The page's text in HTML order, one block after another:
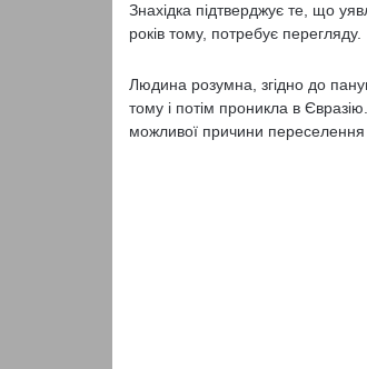
Знахідка підтверджує те, що
років тому, потребує перегляду.
Людина розумна, згідно до
тому і потім проникла в
можливої причини переселення